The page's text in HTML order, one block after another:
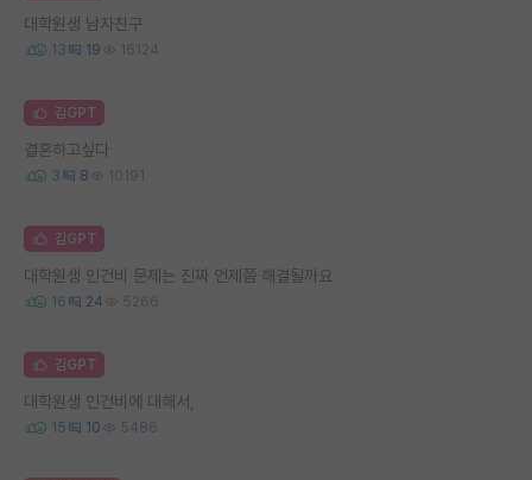
대학원생 남자친구
13 19 16124
김GPT
결혼하고싶다
3 8 10191
김GPT
대학원생 인건비 문제는 진짜 언제쯤 해결될까요
16 24 5266
김GPT
대학원생 인건비에 대해서,
15 10 5486